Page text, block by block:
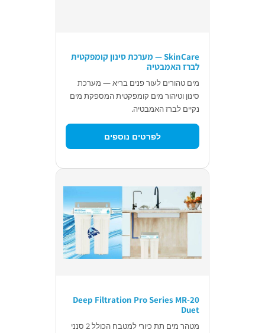
SkinCare — מערכת סינון קומפקטית
לברז האמבטיה
מים טהורים לעור פנים בריא — מערכת
סינון וטיהור מים קומפקטית המספקת מים
נקיים לברז האמבטיה.
לפרטים נוספים
Deep Filtration Pro Series MR-20
Duet
מטהר מים תת כיורי למטבח הכולל 2 סנני